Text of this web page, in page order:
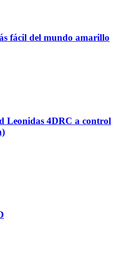
fácil del mundo amarillo
Leonidas 4DRC a control